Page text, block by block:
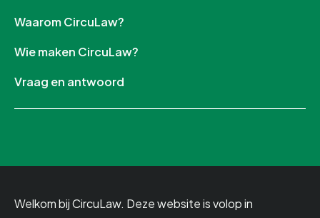
Waarom CircuLaw?
Wie maken CircuLaw?
Vraag en antwoord
Welkom bij CircuLaw. Deze website is volop in